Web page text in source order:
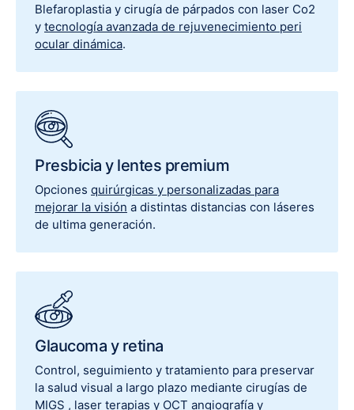
Blefaroplastia y cirugía de párpados con laser Co2
y tecnología avanzada de rejuvenecimiento peri
ocular dinámica.
Presbicia y lentes premium
Opciones quirúrgicas y personalizadas para
mejorar la visión a distintas distancias con láseres
de ultima generación.
Glaucoma y retina
Control, seguimiento y tratamiento para preservar
la salud visual a largo plazo mediante cirugías de
MIGS , laser terapias y OCT angiografía y